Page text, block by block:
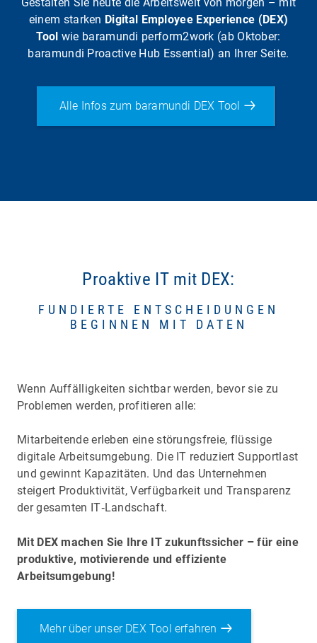
einem starken Digital Employee Experience (DEX)
Tool wie baramundi perform2work (ab Oktober:
baramundi Proactive Hub Essential) an Ihrer Seite.
Alle Infos zum baramundi DEX Tool
Proaktive IT mit DEX:
FUNDIERTE ENTSCHEIDUNGEN
BEGINNEN MIT DATEN
Wenn Auffälligkeiten sichtbar werden, bevor sie zu
Problemen werden, profitieren alle:
Mitarbeitende erleben eine störungsfreie, flüssige
digitale Arbeitsumgebung. Die IT reduziert Supportlast
und gewinnt Kapazitäten. Und das Unternehmen
steigert Produktivität, Verfügbarkeit und Transparenz
der gesamten IT‑Landschaft.
Mit DEX machen Sie Ihre IT zukunftssicher – für eine
produktive, motivierende und effiziente
Arbeitsumgebung!
Mehr über unser DEX Tool erfahren